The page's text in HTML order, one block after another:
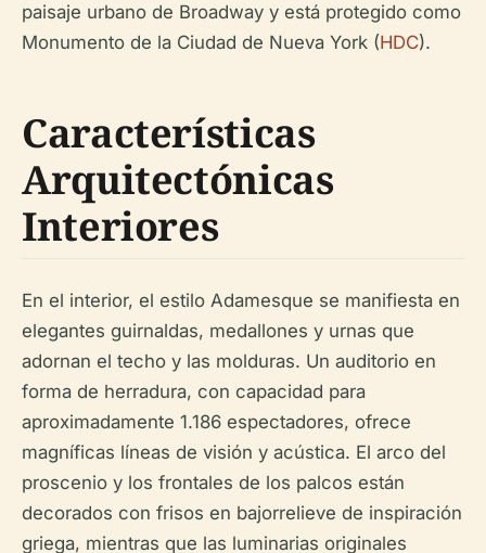
paisaje urbano de Broadway y está protegido como
Monumento de la Ciudad de Nueva York (HDC).
Características
Arquitectónicas
Interiores
En el interior, el estilo Adamesque se manifiesta en
elegantes guirnaldas, medallones y urnas que
adornan el techo y las molduras. Un auditorio en
forma de herradura, con capacidad para
aproximadamente 1.186 espectadores, ofrece
magníficas líneas de visión y acústica. El arco del
proscenio y los frontales de los palcos están
decorados con frisos en bajorrelieve de inspiración
griega, mientras que las luminarias originales